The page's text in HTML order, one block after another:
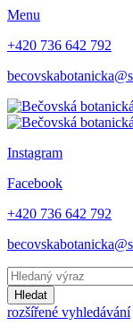
Menu
+420 736 642 792
Instagram
Facebook
+420 736 642 792
Hledat
rozšířené vyhledávání